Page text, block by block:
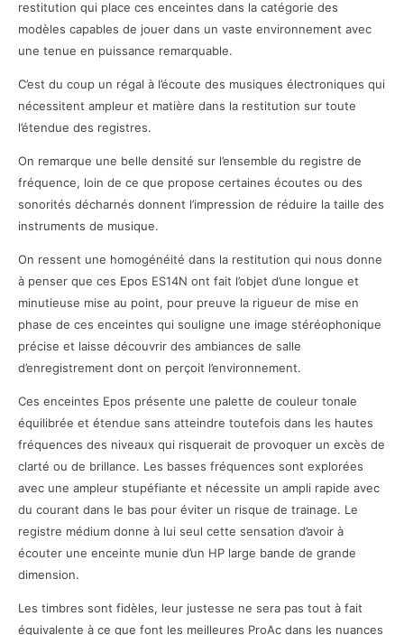
restitution qui place ces enceintes dans la catégorie des
modèles capables de jouer dans un vaste environnement avec
une tenue en puissance remarquable.
C’est du coup un régal à l’écoute des musiques électroniques qui
nécessitent ampleur et matière dans la restitution sur toute
l’étendue des registres.
On remarque une belle densité sur l’ensemble du registre de
fréquence, loin de ce que propose certaines écoutes ou des
sonorités décharnés donnent l’impression de réduire la taille des
instruments de musique.
On ressent une homogénéité dans la restitution qui nous donne
à penser que ces Epos ES14N ont fait l’objet d’une longue et
minutieuse mise au point, pour preuve la rigueur de mise en
phase de ces enceintes qui souligne une image stéréophonique
précise et laisse découvrir des ambiances de salle
d’enregistrement dont on perçoit l’environnement.
Ces enceintes Epos présente une palette de couleur tonale
équilibrée et étendue sans atteindre toutefois dans les hautes
fréquences des niveaux qui risquerait de provoquer un excès de
clarté ou de brillance. Les basses fréquences sont explorées
avec une ampleur stupéfiante et nécessite un ampli rapide avec
du courant dans le bas pour éviter un risque de trainage. Le
registre médium donne à lui seul cette sensation d’avoir à
écouter une enceinte munie d’un HP large bande de grande
dimension.
Les timbres sont fidèles, leur justesse ne sera pas tout à fait
équivalente à ce que font les meilleures ProAc dans les nuances